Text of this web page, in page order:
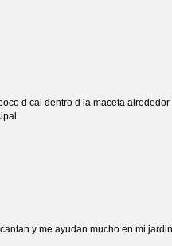
d cal dentro d la maceta
y me ayudan mucho en mi jardin